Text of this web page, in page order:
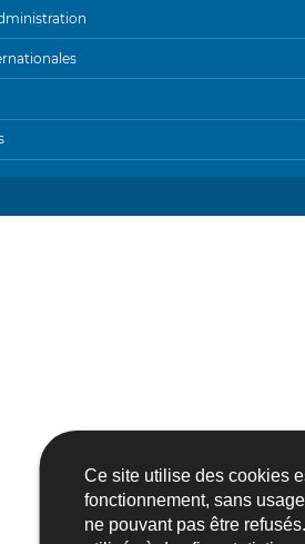
Ce site utilise des cookies
fonctionnement, sans
ne pouvant pas être